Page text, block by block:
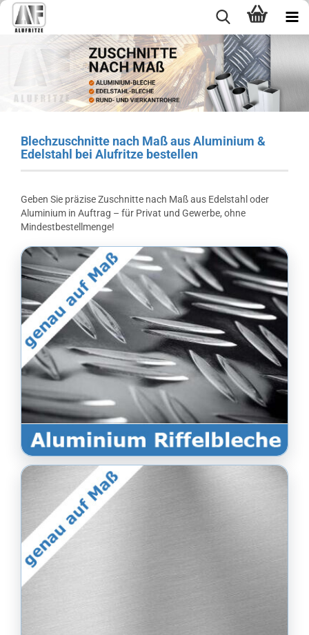
Blechzuschnitte nach Maß aus Aluminium &
Edelstahl bei Alufritze bestellen
Geben Sie präzise Zuschnitte nach Maß aus Edelstahl oder
Aluminium in Auftrag – für Privat und Gewerbe, ohne
Mindestbestellmenge!